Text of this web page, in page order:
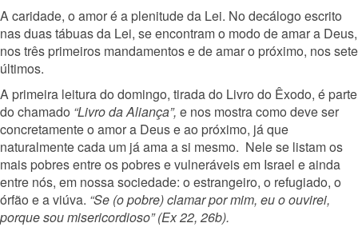
A caridade, o amor é a plenitude da Lei. No decálogo escrito
nas duas tábuas da Lei, se encontram o modo de amar a Deus,
nos três primeiros mandamentos e de amar o próximo, nos sete
últimos.
A primeira leitura do domingo, tirada do Livro do Êxodo, é parte
do chamado “Livro da Aliança”, e nos mostra como deve ser
concretamente o amor a Deus e ao próximo, já que
naturalmente cada um já ama a si mesmo. Nele se listam os
mais pobres entre os pobres e vulneráveis em Israel e ainda
entre nós, em nossa sociedade: o estrangeiro, o refugiado, o
órfão e a viúva. “Se (o pobre) clamar por mim, eu o ouvirei,
porque sou misericordioso” (Ex 22, 26b).